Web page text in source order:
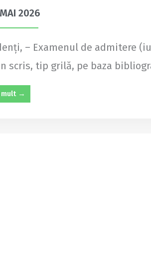
2026
– Examenul de admitere
scris, tip grilă, pe baza
mult →